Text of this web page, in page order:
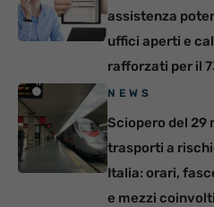
assistenza
uffici aperti e
rafforzati per il
NEWS
Sciopero del 29
trasporti a
Italia: orari,
e mezzi coinvolti